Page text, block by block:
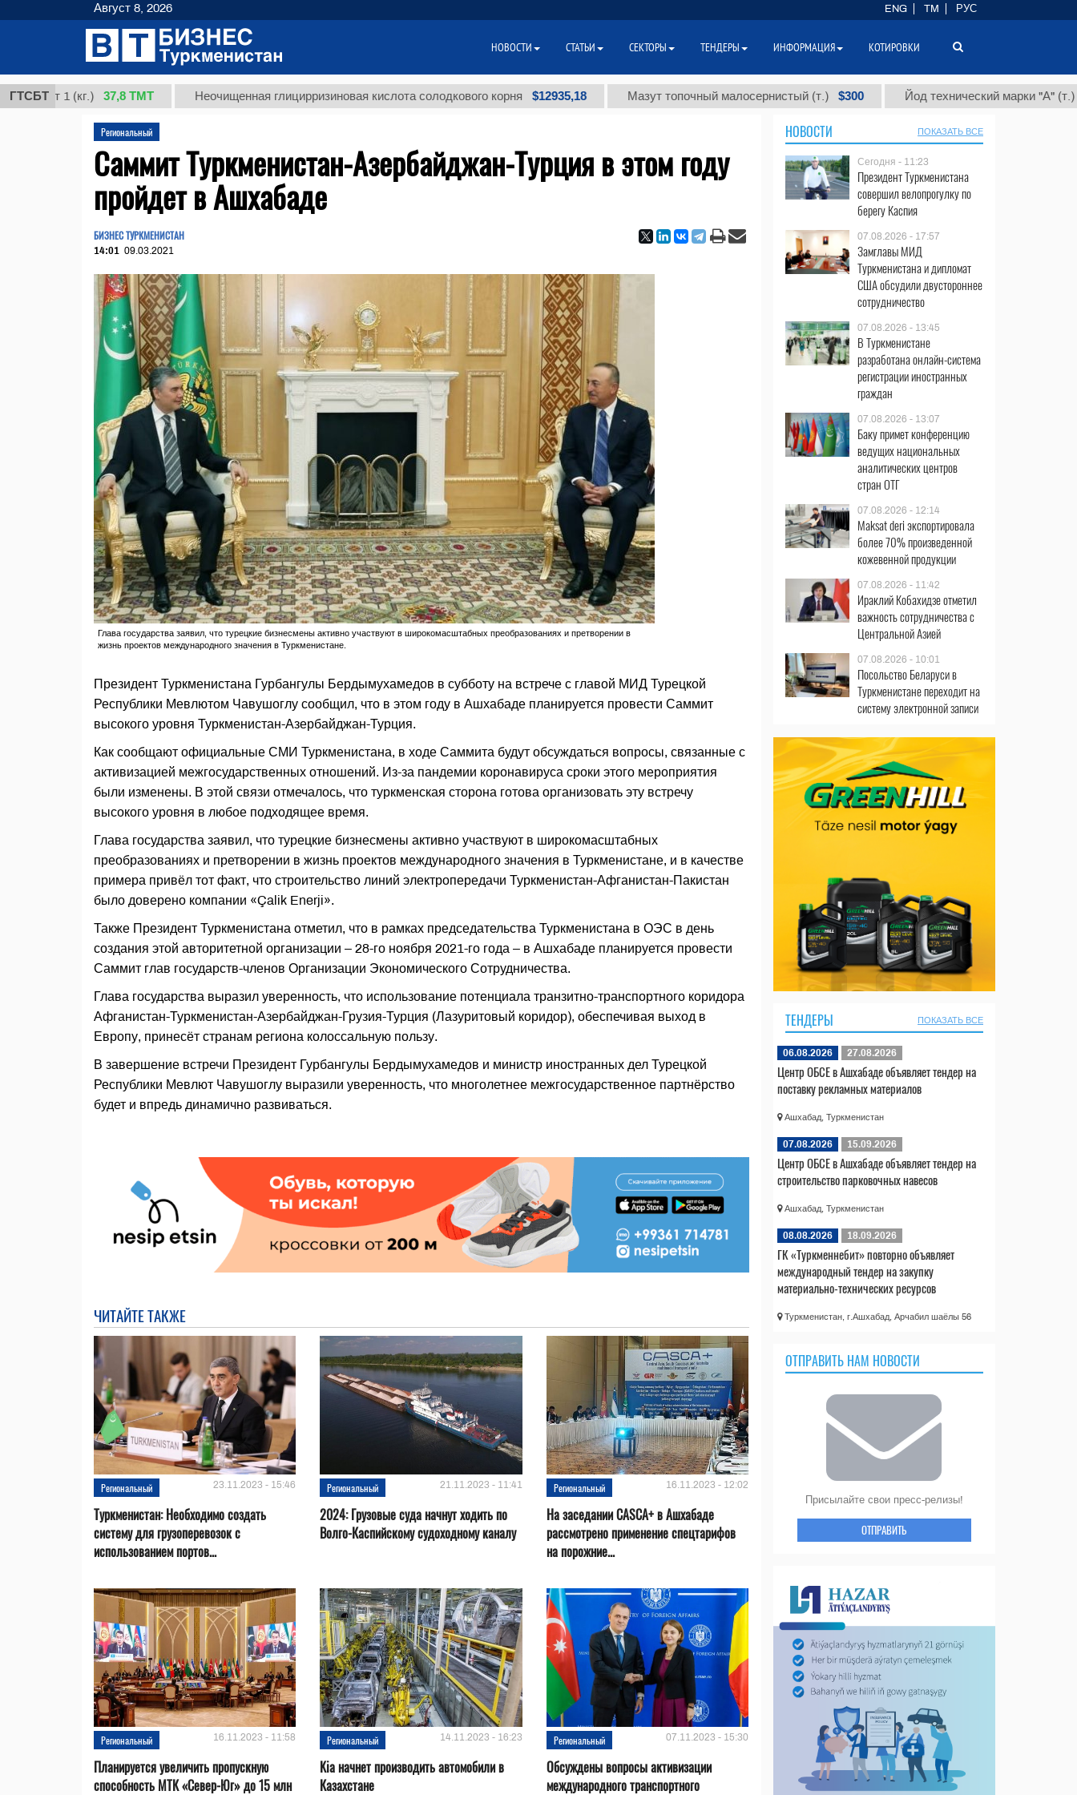
ГТСБТ
1 (кг.) 37,8 ТМТ Неочищенная глицирризиновая кислота солодкового корня $12935,18 Мазут топочный малосернистый (т.) $300 Йод технический марки "А" (т.) $86
Региональный
Саммит Туркменистан-Азербайджан-Турция в этом году
пройдет в Ашхабаде
БИЗНЕС ТУРКМЕНИСТАН
14:01 09.03.2021
Глава государства заявил, что турецкие бизнесмены активно участвуют в широкомасштабных преобразованиях и претворении в
жизнь проектов международного значения в Туркменистане.
Президент Туркменистана Гурбангулы Бердымухамедов в субботу на встрече с главой МИД Турецкой
Республики Мевлютом Чавушоглу сообщил, что в этом году в Ашхабаде планируется провести Саммит
высокого уровня Туркменистан-Азербайджан-Турция.
Как сообщают официальные СМИ Туркменистана, в ходе Саммита будут обсуждаться вопросы, связанные с
активизацией межгосударственных отношений. Из-за пандемии коронавируса сроки этого мероприятия
были изменены. В этой связи отмечалось, что туркменская сторона готова организовать эту встречу
высокого уровня в любое подходящее время.
Глава государства заявил, что турецкие бизнесмены активно участвуют в широкомасштабных
преобразованиях и претворении в жизнь проектов международного значения в Туркменистане, и в качестве
примера привёл тот факт, что строительство линий электропередачи Туркменистан-Афганистан-Пакистан
было доверено компании «Çalik Enerji».
Также Президент Туркменистана отметил, что в рамках председательства Туркменистана в ОЭС в день
создания этой авторитетной организации – 28-го ноября 2021-го года – в Ашхабаде планируется провести
Саммит глав государств-членов Организации Экономического Сотрудничества.
Глава государства выразил уверенность, что использование потенциала транзитно-транспортного коридора
Афганистан-Туркменистан-Азербайджан-Грузия-Турция (Лазуритовый коридор), обеспечивая выход в
Европу, принесёт странам региона колоссальную пользу.
В завершение встречи Президент Гурбангулы Бердымухамедов и министр иностранных дел Турецкой
Республики Мевлют Чавушоглу выразили уверенность, что многолетнее межгосударственное партнёрство
будет и впредь динамично развиваться.
ЧИТАЙТЕ ТАКЖЕ
Региональный 23.11.2023 - 15:46
Туркменистан: Необходимо создать
систему для грузоперевозок с
использованием портов...
Региональный 21.11.2023 - 11:41
2024: Грузовые суда начнут ходить по
Волго-Каспийскому судоходному каналу
Региональный 16.11.2023 - 12:02
На заседании CASCA+ в Ашхабаде
рассмотрено применение спецтарифов
на порожние...
Региональный 16.11.2023 - 11:58
Планируется увеличить пропускную
способность МТК «Север-Юг» до 15 млн
Региональный 14.11.2023 - 16:23
Kia начнет производить автомобили в
Казахстане
Региональный 07.11.2023 - 15:30
Обсуждены вопросы активизации
международного транспортного
НОВОСТИ ПОКАЗАТЬ ВСЕ
Сегодня - 11:23
Президент Туркменистана
совершил велопрогулку по
берегу Каспия
07.08.2026 - 17:57
Замглавы МИД
Туркменистана и дипломат
США обсудили двустороннее
сотрудничество
07.08.2026 - 13:45
В Туркменистане
разработана онлайн-система
регистрации иностранных
граждан
07.08.2026 - 13:07
Баку примет конференцию
ведущих национальных
аналитических центров
стран ОТГ
07.08.2026 - 12:14
Maksat deri экспортировала
более 70% произведенной
кожевенной продукции
07.08.2026 - 11:42
Ираклий Кобахидзе отметил
важность сотрудничества с
Центральной Азией
07.08.2026 - 10:01
Посольство Беларуси в
Туркменистане переходит на
систему электронной записи
ТЕНДЕРЫ ПОКАЗАТЬ ВСЕ
06.08.2026 27.08.2026
Центр ОБСЕ в Ашхабаде объявляет тендер на
поставку рекламных материалов
Ашхабад, Туркменистан
07.08.2026 15.09.2026
Центр ОБСЕ в Ашхабаде объявляет тендер на
строительство парковочных навесов
Ашхабад, Туркменистан
08.08.2026 18.09.2026
ГК «Туркменнебит» повторно объявляет
международный тендер на закупку
материально-технических ресурсов
Туркменистан, г.Ашхабад, Арчабил шаёлы 56
ОТПРАВИТЬ НАМ НОВОСТИ
Присылайте свои пресс-релизы!
ОТПРАВИТЬ
Август 8, 2026 ENG TM РУС
НОВОСТИ СТАТЬИ СЕКТОРЫ ТЕНДЕРЫ ИНФОРМАЦИЯ КОТИРОВКИ